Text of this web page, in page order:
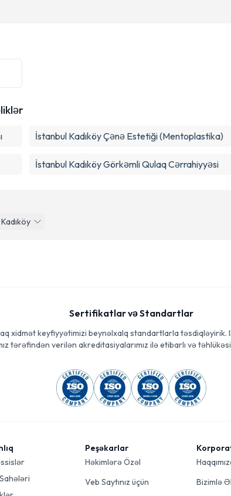
Kadıköy
İstanbul Kadıköy Çənə Estetiği (Mentoplastika)
İstanbul Kadıköy Görkəmli Qulaq Cərrahiyyəsi
Sertifikatlar və Standartlar
xidmət keyfiyyətimizi beynəlxalq standartlarla təsdiqləyirik.
tərəfindən verilən akreditasiyalarımız ilə etibarlı və
Peşəkarlar
Həkimlərə Özəl
Veb Saytınız üçün
Bizimlə